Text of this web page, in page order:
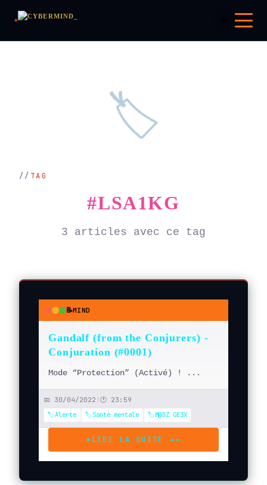
🏷️
TAG
#LSA1KG
3 articles avec ce tag
● ● ●📝MIND
Gandalf (from the Conjurers) -
Conjuration (#0001)
Mode “Protection” (Activé) ! ...
📅 30/04/2022 | 🕐 23:59
🏷️Alerte
🏷️Santé mentale 🏷️M@DZ GE3X
▶LIRE LA SUITE →→